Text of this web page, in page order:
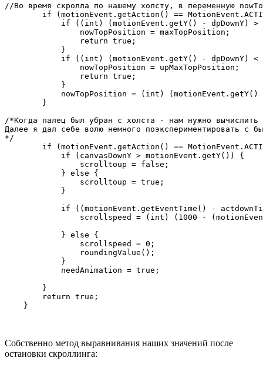
//Во время скролла по нашему холсту, в переменную
if (motionEvent.getAction() ==
if ((int) (motionEvent.getY() - dpDownY) >
                nowTopPosition = maxTopPosition;
                return true;
            }
if ((int) (motionEvent.getY() - dpDownY) <
                nowTopPosition = upMaxTopPosition;
                return true;
            }
nowTopPosition = (int) (motionEvent.getY()
        }
/*Когда палец был убран с холста - нам нужно
Далее я дал себе волю немного поэкспериментировать с
*/
if (motionEvent.getAction() ==
            if (canvasDownY > motionEvent.getY()) {
                scrolltoup = false;
            } else {
                scrolltoup = true;
            }
if ((motionEvent.getEventTime() -
scrollspeed = (int) (1000 -
            } else {
                scrollspeed = 0;
                roundingValue();
            }
            needAnimation = true;
        }
        return true;
Собственно метод выравнивания наших значений после
остановки скроллинга: